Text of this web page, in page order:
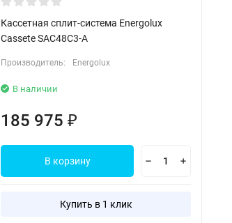
Кассетная сплит-система Energolux
Cassete SAC48C3-A
Производитель: Energolux
В наличии
185 975₽
В корзину
Купить в 1 клик